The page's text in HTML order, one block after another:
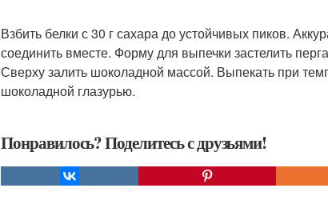
Взбить белки с 30 г сахара до устойчивых пиков.
соединить вместе. Форму для выпечки застелить
Сверху залить шоколадной массой. Выпекать при
шоколадной глазурью.
Понравилось? Поделитесь с друзьями!